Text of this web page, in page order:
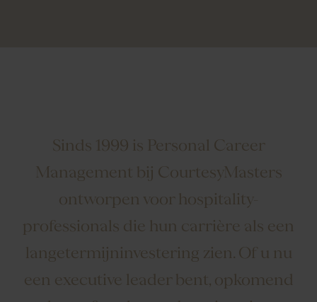
Sinds 1999 is Personal Career
Management bij CourtesyMasters
ontworpen voor hospitality-
professionals die hun carrière als een
langetermijninvestering zien. Of u nu
een executive leader bent, opkomend